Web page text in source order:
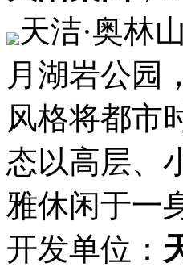
天洁·奥林
月湖岩公园
风格将都市
态以高层、
雅休闲于一
开发单位：